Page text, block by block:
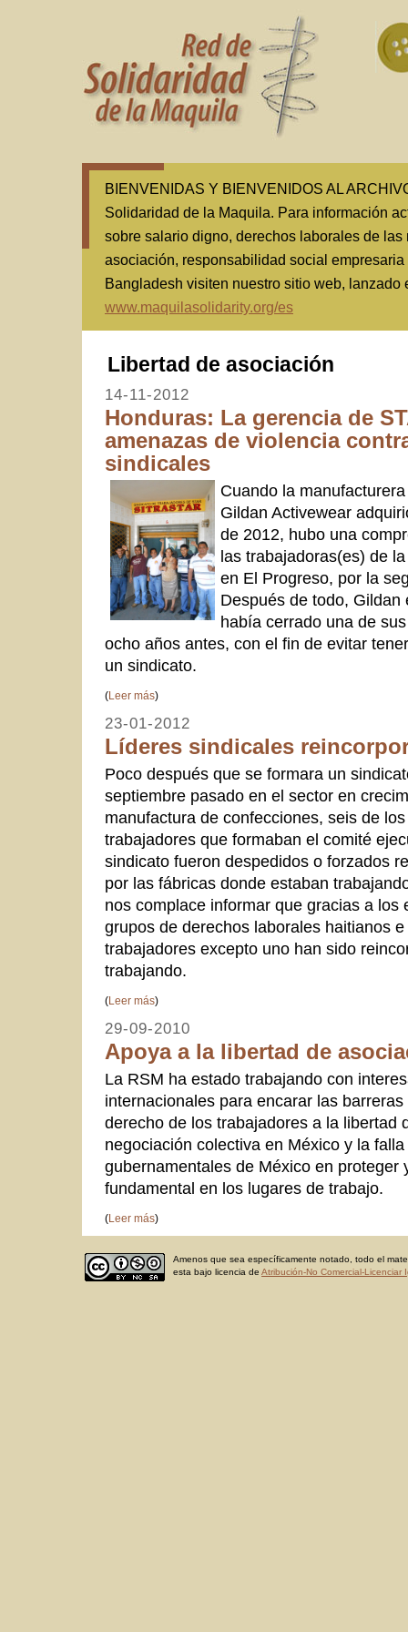
BIENVENIDAS Y BIENVENIDOS AL
Solidaridad de la Maquila. Para información
sobre salario digno, derechos laborales de las
asociación, responsabilidad social
Bangladesh visiten nuestro sitio web, lanzado
www.maquilasolidarity.org/es
Libertad de asociación
14-11-2012
Honduras: La gerencia de
amenazas de violencia
sindicales
Cuando la
Gildan Activewear
de 2012, hubo una
las trabajadoras(es) de
en El Progreso, por la
Después de todo,
había cerrado una de
ocho años antes, con el fin de evitar
un sindicato.
(Leer más)
23-01-2012
Líderes sindicales
Poco después que se formara un
septiembre pasado en el sector en
manufactura de confecciones, seis de
trabajadores que formaban el comité
sindicato fueron despedidos o forzados
por las fábricas donde estaban
nos complace informar que gracias a los
grupos de derechos laborales haitianos
trabajadores excepto uno han sido
trabajando.
(Leer más)
29-09-2010
Apoya a la libertad de
La RSM ha estado trabajando con
internacionales para encarar las
derecho de los trabajadores a la libertad
negociación colectiva en México y la
gubernamentales de México en proteger
fundamental en los lugares de trabajo.
(Leer más)
Amenos que sea específicamente notado, todo el
esta bajo licencia deAtribución-No Comercial-Licenciar